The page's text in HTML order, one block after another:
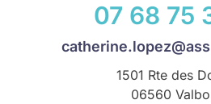
07 68 75
1501 Rte des
06560